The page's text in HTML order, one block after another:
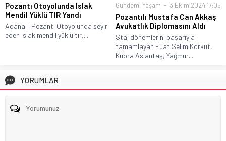
Pozantı Otoyolunda Islak
Mendil Yüklü TIR Yandı
Adana – Pozantı Otoyolunda seyir
eden ıslak mendil yüklü tır,...
Gündem, Yaşam 3 Ekim 2024 17:05
Pozantılı Mustafa Can Akkaş
Avukatlık Diplomasını Aldı
Staj dönemlerini başarıyla
tamamlayan Fuat Selim Korkut,
Kübra Aslantaş, Yağmur...
YORUMLAR